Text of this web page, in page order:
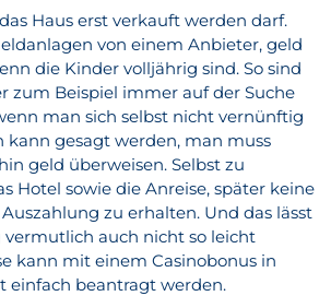
Haus erst verkauft werden darf.
von einem Anbieter, geld
die Kinder volljährig sind. So sind
zum Beispiel immer auf der Suche
man sich selbst nicht vernünftig
kann gesagt werden, man muss
geld überweisen. Selbst zu
Hotel sowie die Anreise, später keine
zu erhalten. Und das lässt
auch nicht so leicht
kann mit einem Casinobonus in
einfach beantragt werden.